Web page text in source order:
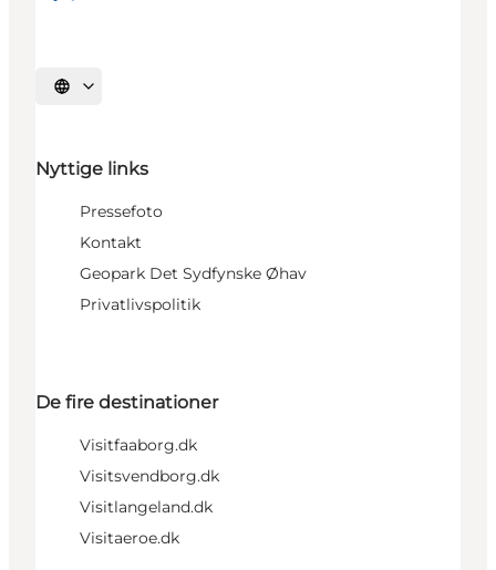
Vælg sprog
Nyttige links
Pressefoto
Kontakt
Geopark Det Sydfynske Øhav
Privatlivspolitik
De fire destinationer
Visitfaaborg.dk
Visitsvendborg.dk
Visitlangeland.dk
Visitaeroe.dk